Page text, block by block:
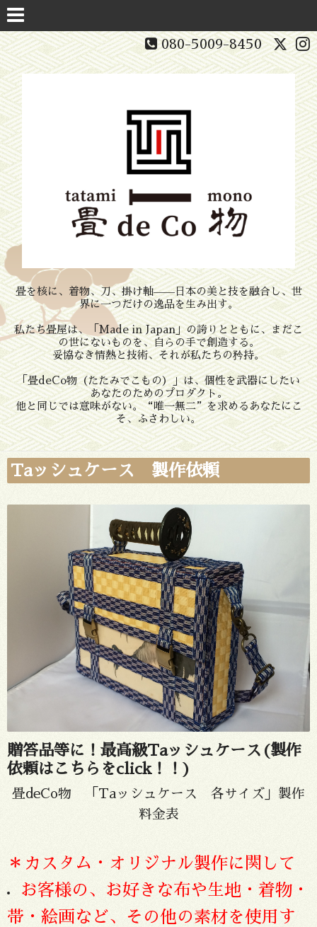
080-5009-8450
畳を核に、着物、刀、掛け軸——日本の美と技を融合し、世
界に一つだけの逸品を生み出す。
私たち畳屋は、「Made in Japan」の誇りとともに、まだこ
の世にないものを、自らの手で創造する。
妥協なき情熱と技術、それが私たちの矜持。
「畳deCo物（たたみでこもの）」は、個性を武器にしたい
あなたのためのプロダクト。
他と同じでは意味がない。“唯一無二”を求めるあなたにこ
そ、ふさわしい。
Taッシュケース 製作依頼
贈答品等に！最高級Taッシュケース(製作
依頼はこちらをclick！！)
畳deCo物 「Taッシュケース 各サイズ」製作
料金表
＊カスタム・オリジナル製作に関して
お客様の、お好きな布や生地・着物・
帯・絵画など、その他の素材を使用す